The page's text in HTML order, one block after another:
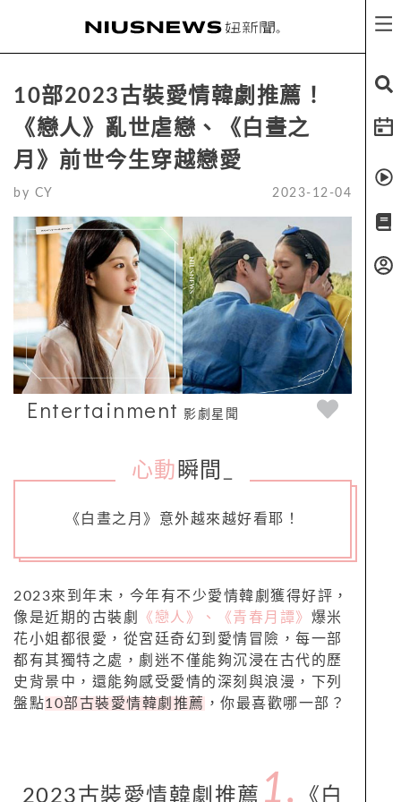
10部2023古裝愛情韓劇推薦！
《戀人》亂世虐戀、《白晝之
月》前世今生穿越戀愛
by CY 2023-12-04
Entertainment 影劇星聞
心動 瞬間
《白晝之月》意外越來越好看耶！
2023來到年末，今年有不少愛情韓劇獲得好評，
像是近期的古裝劇
《戀人》、《青春月譚》 爆米
花小姐都很愛，從宮廷奇幻到愛情冒險，每一部
都有其獨特之處，劇迷不僅能夠沉浸在古代的歷
史背景中，還能夠感受愛情的深刻與浪漫，下列
盤點10部古裝愛情韓劇推薦 ，你最喜歡哪一部？
2023古裝愛情韓劇推薦 1. 《白